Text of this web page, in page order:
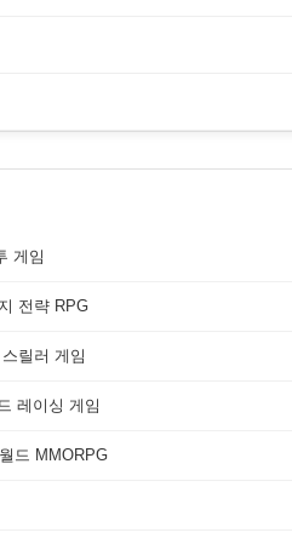
게임
전략 RPG
릴러 게임
레이싱 게임
드 MMORPG